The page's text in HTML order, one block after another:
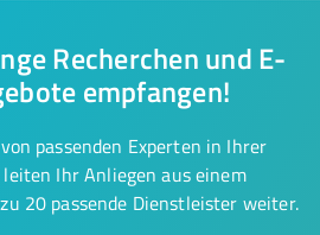
Recherchen und E-
empfangen!
passenden Experten in Ihrer
Ihr Anliegen aus einem
20 passende Dienstleister weiter.